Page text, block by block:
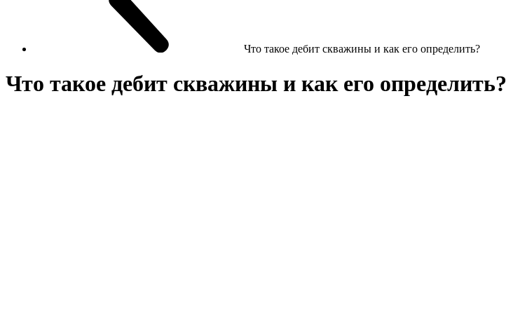
Что такое дебит скважины и как его определить?
Что такое дебит скважины и как его определить?